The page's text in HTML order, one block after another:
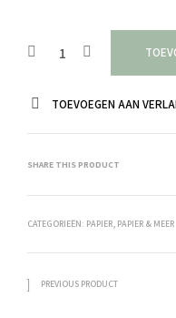
TOEVOEGEN AAN
SHARE THIS PRODUCT
CATEGORIEËN: PAPIER, PAPIER & MEER
PREVIOUS PRODUCT